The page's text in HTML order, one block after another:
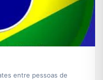
entre pessoas de